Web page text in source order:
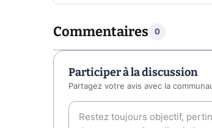
Commentaires 0
Participer à la discussion
Partagez votre avis avec la